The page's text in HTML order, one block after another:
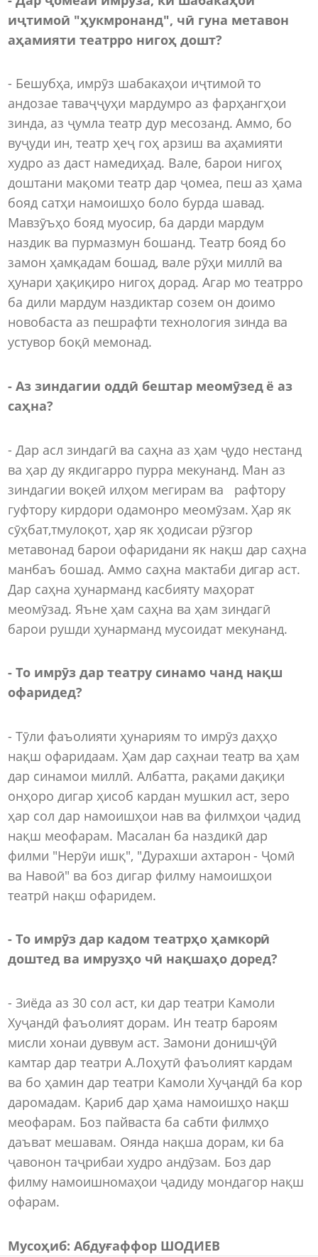
иҷтимоӣ "ҳукмронанд", чӣ гуна метавон
аҳамияти театрро нигоҳ дошт?
- Бешубҳа, имрӯз шабакаҳои иҷтимоӣ то
андозае таваҷҷуҳи мардумро аз фарҳангҳои
зинда, аз ҷумла театр дур месозанд. Аммо, бо
вуҷуди ин, театр ҳеҷ гоҳ арзиш ва аҳамияти
худро аз даст намедиҳад. Вале, барои нигоҳ
доштани мақоми театр дар ҷомеа, пеш аз ҳама
бояд сатҳи намоишҳо боло бурда шавад.
Мавзӯъҳо бояд муосир, ба дарди мардум
наздик ва пурмазмун бошанд. Театр бояд бо
замон ҳамқадам бошад, вале рӯҳи миллӣ ва
ҳунари ҳақиқиро нигоҳ дорад. Агар мо театрро
ба дили мардум наздиктар созем он доимо
новобаста аз пешрафти технология зинда ва
устувор боқӣ мемонад.
- Аз зиндагии оддӣ бештар меомӯзед ё аз
саҳна?
- Дар асл зиндагӣ ва саҳна аз ҳам ҷудо нестанд
ва ҳар ду якдигарро пурра мекунанд. Ман аз
зиндагии воқеӣ илҳом мегирам ва рафтору
гуфтору кирдори одамонро меомӯзам. Ҳар як
сӯҳбат,тмулоқот, ҳар як ҳодисаи рӯзгор
метавонад барои офаридани як нақш дар саҳна
манбаъ бошад. Аммо саҳна мактаби дигар аст.
Дар саҳна ҳунарманд касбияту маҳорат
меомӯзад. Яъне ҳам саҳна ва ҳам зиндагӣ
барои рушди ҳунарманд мусоидат мекунанд.
- То имрӯз дар театру синамо чанд нақш
офаридед?
- Тӯли фаъолияти ҳунариям то имрӯз даҳҳо
нақш офаридаам. Ҳам дар саҳнаи театр ва ҳам
дар синамои миллӣ. Албатта, рақами дақиқи
онҳоро дигар ҳисоб кардан мушкил аст, зеро
ҳар сол дар намоишҳои нав ва филмҳои ҷадид
нақш меофарам. Масалан ба наздикӣ дар
филми "Нерӯи ишқ", "Дурахши ахтарон - Ҷомӣ
ва Навоӣ" ва боз дигар филму намоишҳои
театрӣ нақш офаридем.
- То имрӯз дар кадом театрҳо ҳамкорӣ
доштед ва имрузҳо чӣ нақшаҳо доред?
- Зиёда аз 30 сол аст, ки дар театри Камоли
Хуҷандӣ фаъолият дорам. Ин театр бароям
мисли хонаи дуввум аст. Замони донишҷӯӣ
камтар дар театри А.Лоҳутӣ фаъолият кардам
ва бо ҳамин дар театри Камоли Хуҷандӣ ба кор
даромадам. Қариб дар ҳама намоишҳо нақш
меофарам. Боз пайваста ба сабти филмҳо
даъват мешавам. Оянда нақша дорам, ки ба
ҷавонон таҷрибаи худро андӯзам. Боз дар
филму намоишномаҳои ҷадиду мондагор нақш
офарам.
Мусоҳиб: Абдуғаффор ШОДИЕВ